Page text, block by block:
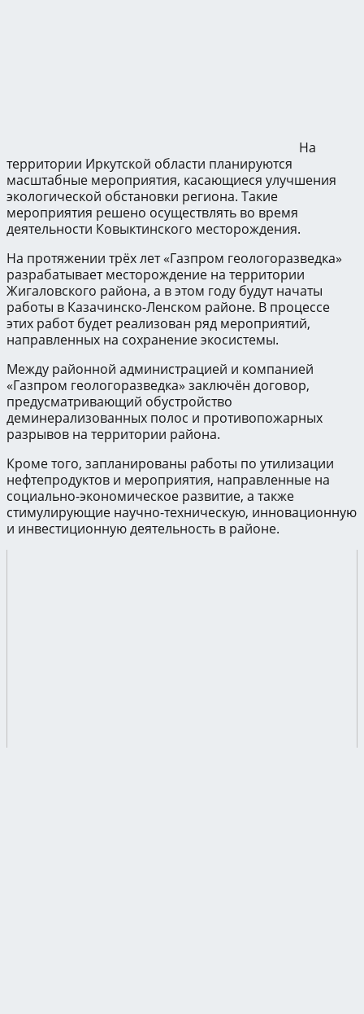
На
территории Иркутской области планируются
масштабные мероприятия, касающиеся улучшения
экологической обстановки региона. Такие
мероприятия решено осуществлять во время
деятельности Ковыктинского месторождения.
На протяжении трёх лет «Газпром геологоразведка»
разрабатывает месторождение на территории
Жигаловского района, а в этом году будут начаты
работы в Казачинско-Ленском районе. В процессе
этих работ будет реализован ряд мероприятий,
направленных на сохранение экосистемы.
Между районной администрацией и компанией
«Газпром геологоразведка» заключён договор,
предусматривающий обустройство
деминерализованных полос и противопожарных
разрывов на территории района.
Кроме того, запланированы работы по утилизации
нефтепродуктов и мероприятия, направленные на
социально-экономическое развитие, а также
стимулирующие научно-техническую, инновационную
и инвестиционную деятельность в районе.